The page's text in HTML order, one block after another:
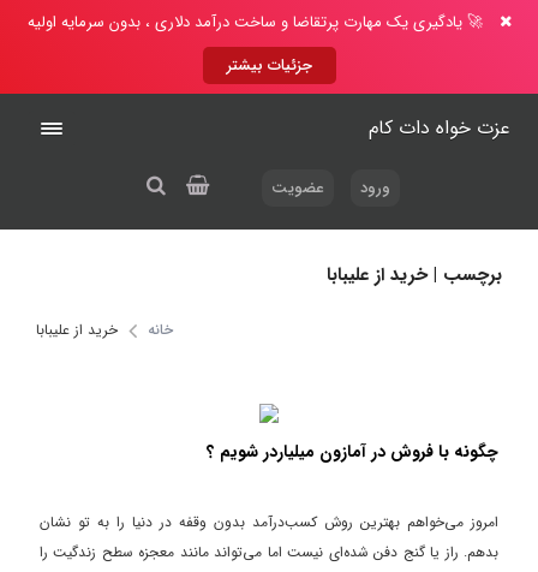
🚀 یادگیری یک مهارت پرتقاضا و ساخت درآمد دلاری ، بدون سرمایه اولیه
جزئیات بیشتر
عزت خواه دات کام
ورود عضویت
برچسب | خرید از علیبابا
خانه خرید از علیبابا
چگونه با فروش در آمازون میلیاردر شویم ؟
امروز می‌خواهم بهترین روش کسب‌درآمد بدون وقفه در دنیا را به تو نشان
بدهم. راز یا گنج دفن شده‌ای نیست اما می‌تواند مانند معجزه سطح زندگیت را